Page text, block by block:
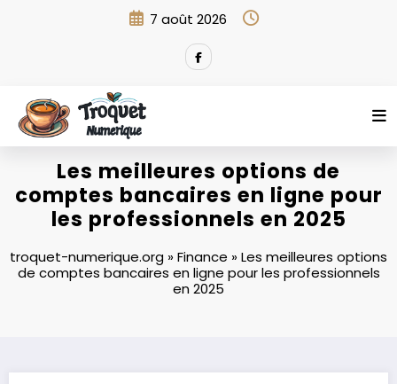
7 août 2026
Les meilleures options de
comptes bancaires en ligne pour
les professionnels en 2025
troquet-numerique.org »Finance »Les meilleures options
de comptes bancaires en ligne pour les professionnels
en 2025